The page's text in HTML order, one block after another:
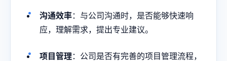
沟通效率：与公司沟通时，是否能够快速响
应，理解需求，提出专业建议。
项目管理 ：公司是否有完善的项目管理流程，